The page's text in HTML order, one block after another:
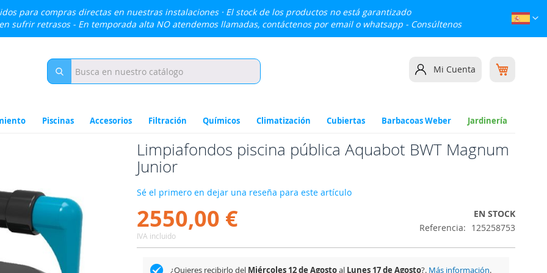
para compras directas en nuestras instalaciones · El stock de los productos no está garantizado
sufrir retrasos - En temporada alta NO atendemos llamadas, contáctenos por email o whatsapp - Consúltenos
Mi Cuenta
Piscinas Accesorios Filtración Químicos Climatización Cubiertas Barbacoas Weber Jardinería
Limpiafondos piscina pública Aquabot BWT Magnum
Junior
Sé el primero en dejar una reseña para este artículo
2550,00 €
IVA incluido
EN STOCK
Referencia
125258753
¿Quieres recibirlo del Miércoles 12 de Agostoal Lunes 17 de Agosto?. Más información.